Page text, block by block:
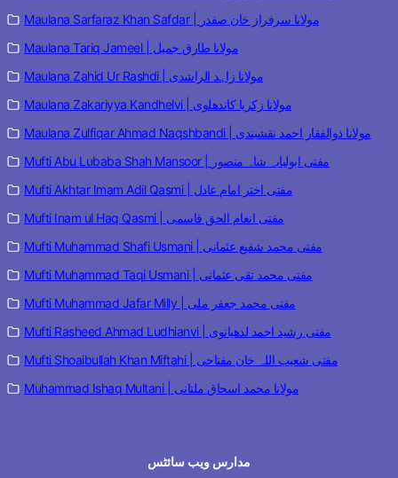
Maulana Sarfaraz Khan Safdar | مولانا سرفراز خان صفدر
Maulana Tariq Jameel | مولانا طارق جمیل
Maulana Zahid Ur Rashdi | مولانا زاہد الراشدی
Maulana Zakariyya Kandhelvi | مولانا زکریا کاندھلوی
Maulana Zulfiqar Ahmad Naqshbandi | مولانا ذوالفقار احمد نقشبندی
Mufti Abu Lubaba Shah Mansoor | مفتی ابولبابہ شاہ منصور
Mufti Akhtar Imam Adil Qasmi | مفتی اختر امام عادل
Mufti Inam ul Haq Qasmi | مفتی انعام الحق قاسمی
Mufti Muhammad Shafi Usmani | مفتی محمد شفیع عثمانی
Mufti Muhammad Taqi Usmani | مفتی محمد تقی عثمانی
Mufti Muhammad Jafar Milly | مفتی محمد جعفر ملی
Mufti Rasheed Ahmad Ludhianvi | مفتی رشید احمد لدھیانوی
Mufti Shoaibullah Khan Miftahi | مفتی شعیب اللہ خان مفتاحی
Muhammad Ishaq Multani | مولانا محمد اسحاق ملتانی
مدارس ویب سائٹس